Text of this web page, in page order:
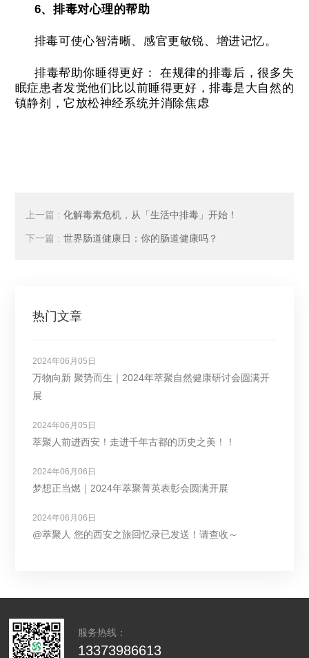
6、排毒对心理的帮助
排毒可使心智清晰、感官更敏锐、增进记忆。
排毒帮助你睡得更好：
在规律的排毒后，很多失
眠症患者发觉他们比以前睡得更好，排毒是大自然的
镇静剂，它放松神经系统并消除焦虑
上一篇 : 化解毒素危机，从「生活中排毒」开始！
下一篇 : 世界肠道健康日：你的肠道健康吗？
热门文章
2024年06月05日
万物向新 聚势而生｜2024年萃聚自然健康研讨会圆满开
展
2024年06月05日
萃聚人前进西安！走进千年古都的历史之美！！
2024年06月06日
梦想正当燃｜2024年萃聚菁英表彰会圆满开展
2024年06月06日
@萃聚人 您的西安之旅回忆录已发送！请查收～
服务热线：
13373986613